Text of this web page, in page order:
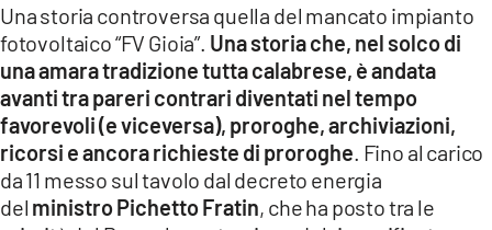
LACAPITALENEWS.IT
App
ANDROID
APPLE
Una storia controversa quella del mancato impianto
fotovoltaico “FV Gioia”. Una storia che, nel solco di
una amara tradizione tutta calabrese, è andata
avanti tra pareri contrari diventati nel tempo
favorevoli (e viceversa), proroghe, archiviazioni,
ricorsi e ancora richieste di proroghe . Fino al carico
da 11 messo sul tavolo dal decreto energia
del ministro Pichetto Fratin, che ha posto tra le